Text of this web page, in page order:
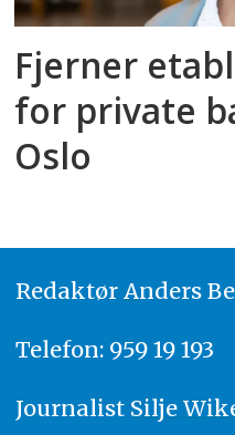
Fjerner
for private
Oslo
Redaktør Anders
Telefon: 959 19 193
Journalist Silje